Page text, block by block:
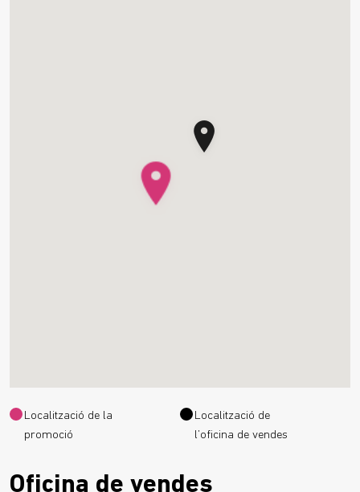
Localització de la
promoció
Localització de
l’oficina de vendes
Oficina de vendes